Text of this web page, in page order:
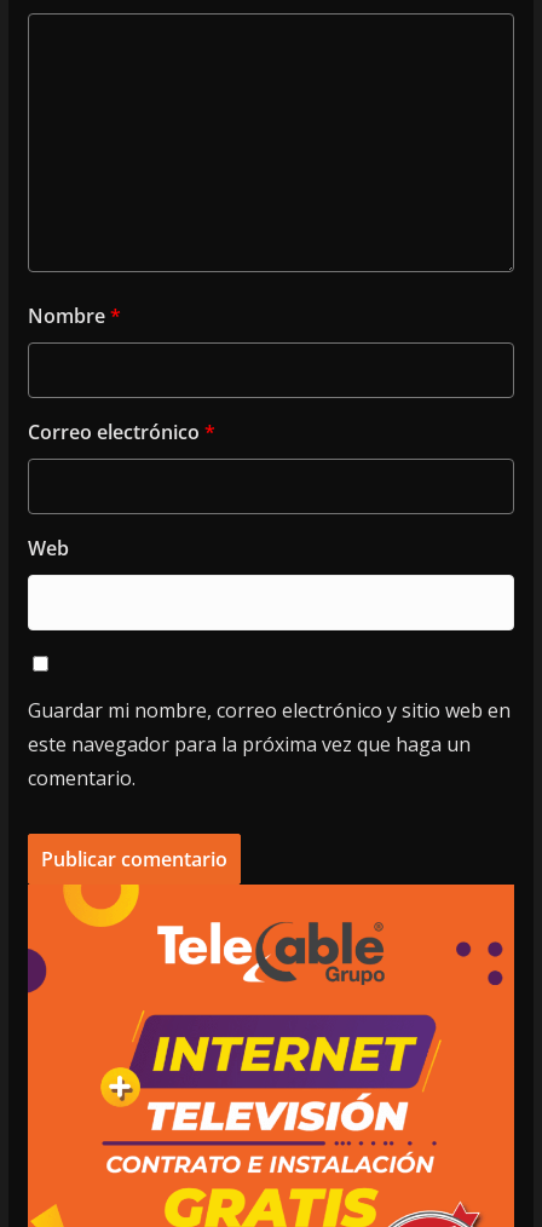
Nombre*
Correo electrónico *
Web
Guardar mi nombre, correo electrónico y sitio web en
este navegador para la próxima vez que haga un
comentario.